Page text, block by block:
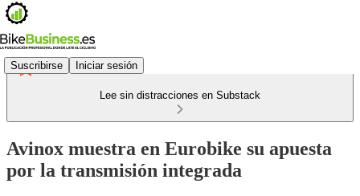
Suscribirse Iniciar sesión
Lee sin distracciones en Substack
Avinox muestra en Eurobike su apuesta
por la transmisión integrada